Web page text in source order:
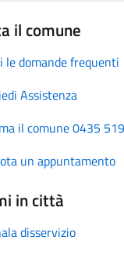
il comune
le domande frequenti
Assistenza
il comune 0435
un appuntamento
in città
disservizio